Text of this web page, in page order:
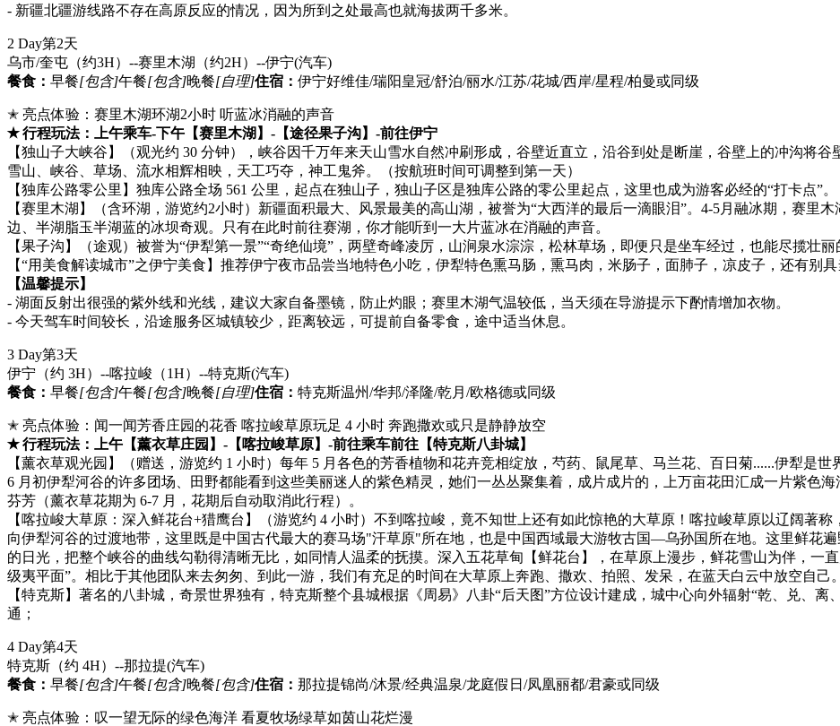
- 新疆北疆游线路不存在高原反应的情况，因为所到之处最高也就海拔两千多米。
2 Day第2天
乌市/奎屯（约3H）--赛里木湖（约2H）--伊宁(汽车)
餐食： 早餐[包含]午餐[包含]晚餐[自理]住宿： 伊宁好维佳/瑞阳皇冠/舒泊/丽水/江苏/花城/西岸/星程/柏曼或同级
✭ 亮点体验：赛里木湖环湖2小时 听蓝冰消融的声音
✭ 行程玩法：上午乘车-下午【赛里木湖】-【途径果子沟】-前往伊宁
【独山子大峡谷】（观光约 30 分钟），峡谷因千万年来天山雪水自然冲刷形成，谷壁近直立，沿谷到处是断崖，谷壁上的冲沟将
雪山、峡谷、草场、流水相辉相映，天工巧夺，神工鬼斧。（按航班时间可调整到第一天）
【独库公路零公里】独库公路全场 561 公里，起点在独山子，独山子区是独库公路的零公里起点，这里也成为游客必经的“打卡点”
【赛里木湖】（含环湖，游览约2小时）新疆面积最大、风景最美的高山湖，被誉为“大西洋的最后一滴眼泪”。4-5月融冰期，赛里
边、半湖脂玉半湖蓝的冰坝奇观。只有在此时前往赛湖，你才能听到一大片蓝冰在消融的声音。
【果子沟】（途观）被誉为“伊犁第一景”“奇绝仙境”，两壁奇峰凌厉，山涧泉水淙淙，松林草场，即便只是坐车经过，也能尽揽壮
【“用美食解读城市”之伊宁美食】推荐伊宁夜市品尝当地特色小吃，伊犁特色熏马肠，熏马肉，米肠子，面肺子，凉皮子，还有别
【温馨提示】
- 湖面反射出很强的紫外线和光线，建议大家自备墨镜，防止灼眼；赛里木湖气温较低，当天须在导游提示下酌情增加衣物。
- 今天驾车时间较长，沿途服务区城镇较少，距离较远，可提前自备零食，途中适当休息。
3 Day第3天
伊宁（约 3H）--喀拉峻（1H）--特克斯(汽车)
餐食： 早餐[包含]午餐[包含]晚餐[自理]住宿： 特克斯温州/华邦/泽隆/乾月/欧格德或同级
✭ 亮点体验：闻一闻芳香庄园的花香 喀拉峻草原玩足 4 小时 奔跑撒欢或只是静静放空
✭ 行程玩法：上午【薰衣草庄园】-【喀拉峻草原】-前往乘车前往【特克斯八卦城】
【薰衣草观光园】（赠送，游览约 1 小时）每年 5 月各色的芳香植物和花卉竞相绽放，芍药、鼠尾草、马兰花、百日菊......伊犁是
6 月初伊犁河谷的许多团场、田野都能看到这些美丽迷人的紫色精灵，她们一丛丛聚集着，成片成片的，上万亩花田汇成一片紫色
芬芳（薰衣草花期为 6-7 月，花期后自动取消此行程）。
【喀拉峻大草原：深入鲜花台+猎鹰台】（游览约 4 小时）不到喀拉峻，竟不知世上还有如此惊艳的大草原！喀拉峻草原以辽阔著
向伊犁河谷的过渡地带，这里既是中国古代最大的赛马场"汗草原"所在地，也是中国西域最大游牧古国—乌孙国所在地。这里鲜花
的日光，把整个峡谷的曲线勾勒得清晰无比，如同情人温柔的抚摸。深入五花草甸【鲜花台】，在草原上漫步，鲜花雪山为伴，一
级夷平面”。相比于其他团队来去匆匆、到此一游，我们有充足的时间在大草原上奔跑、撒欢、拍照、发呆，在蓝天白云中放空自己。
【特克斯】著名的八卦城，奇景世界独有，特克斯整个县城根据《周易》八卦“后天图”方位设计建成，城中心向外辐射“乾、兑、
通；
4 Day第4天
特克斯（约 4H）--那拉提(汽车)
餐食： 早餐[包含]午餐[包含]晚餐[包含]住宿： 那拉提锦尚/沐景/经典温泉/龙庭假日/凤凰丽都/君豪或同级
✭ 亮点体验：叹一望无际的绿色海洋 看夏牧场绿草如茵山花烂漫